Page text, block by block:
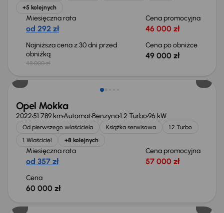
+5 kolejnych
Miesięczna rata
od 292 zł
Cena promocyjna
46 000 zł
Najniższa cena z 30 dni przed
obniżką
48 000 zł
Cena po obniżce
49 000 zł
Opel Mokka
202251 789 kmAutomatBenzyna1.2 Turbo96 kW
Od pierwszego właściciela Książka serwisowa
1.2 Turbo
1. Właściciel
+8 kolejnych
Miesięczna rata
od 357 zł
Cena promocyjna
57 000 zł
Cena
60 000 zł
Taniej o 1 000 zł